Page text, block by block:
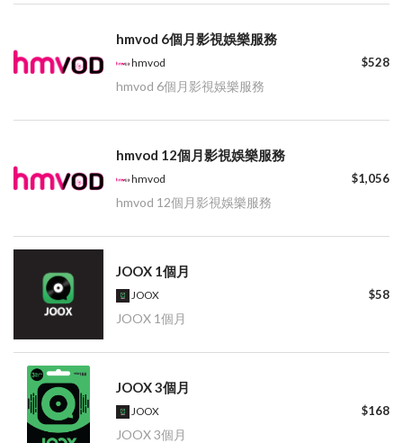
hmvod 6個月影視娛樂服務
$528
hmvod
hmvod 6個月影視娛樂服務
hmvod 12個月影視娛樂服務
$1,056
hmvod
hmvod 12個月影視娛樂服務
JOOX 1個月
$58
JOOX
JOOX 1個月
JOOX 3個月
$168
JOOX
JOOX 3個月